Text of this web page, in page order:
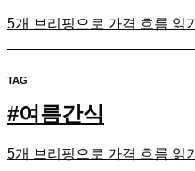
5개 브리핑으로 가격 흐름 읽기
TAG
#여름간식
5개 브리핑으로 가격 흐름 읽기